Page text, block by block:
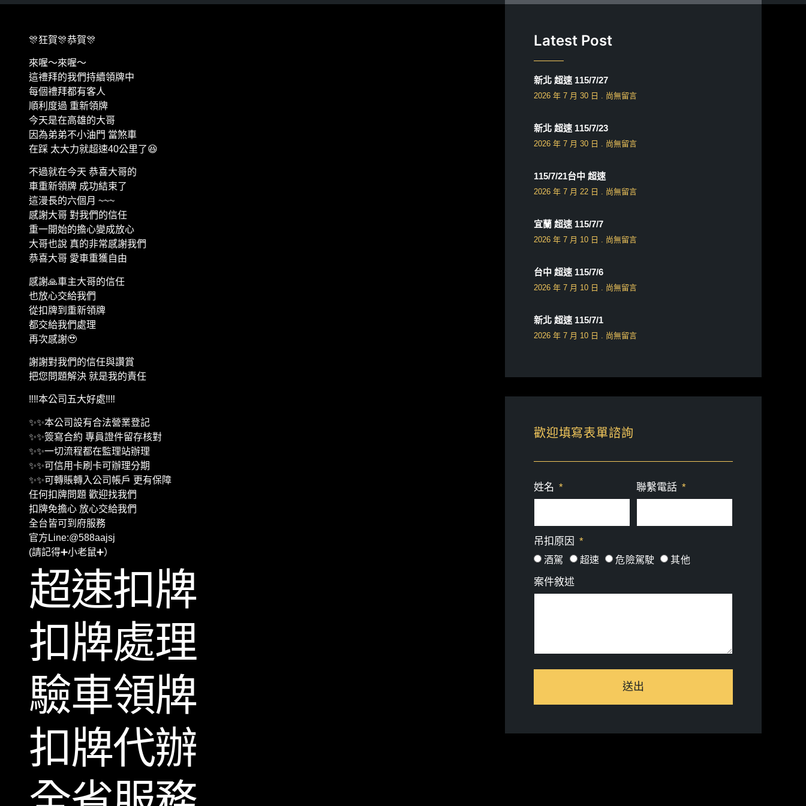
🎊狂賀🎊恭賀🎊
來喔～來喔～
這禮拜的我們持續領牌中
每個禮拜都有客人
順利度過 重新領牌
今天是在高雄的大哥
因為弟弟不小油門 當煞車
在踩 太大力就超速40公里了😆
不過就在今天 恭喜大哥的
車重新領牌 成功結束了
這漫長的六個月 ~~~
感謝大哥 對我們的信任
重一開始的擔心變成放心
大哥也說 真的非常感謝我們
恭喜大哥 愛車重獲自由
感謝🙏車主大哥的信任
也放心交給我們
從扣牌到重新領牌
都交給我們處理
再次感謝🥹
謝謝對我們的信任與讚賞
把您問題解決 就是我的責任
‼️‼️本公司五大好處‼️‼️
✨✨本公司設有合法營業登記
✨✨簽寫合約 專員證件留存核對
✨✨一切流程都在監理站辦理
✨✨可信用卡刷卡可辦理分期
✨✨可轉賬轉入公司帳戶 更有保障
任何扣牌問題 歡迎找我們
扣牌免擔心 放心交給我們
全台皆可到府服務
官方Line:@588aajsj
(請記得➕小老鼠➕）
超速扣牌
扣牌處理
驗車領牌
扣牌代辦
Latest Post
新北 超速 115/7/27
2026 年 7 月 30 日 尚無留言
新北 超速 115/7/23
2026 年 7 月 30 日 尚無留言
115/7/21台中 超速
2026 年 7 月 22 日 尚無留言
宜蘭 超速 115/7/7
2026 年 7 月 10 日 尚無留言
台中 超速 115/7/6
2026 年 7 月 10 日 尚無留言
新北 超速 115/7/1
2026 年 7 月 10 日 尚無留言
歡迎填寫表單諮詢
姓名 聯繫電話
吊扣原因
酒駕 超速 危險駕駛 其他
案件敘述
送出